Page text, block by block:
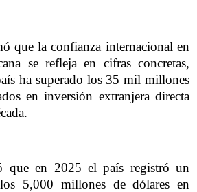
que la confianza internacional en
se refleja en cifras concretas,
ha superado los 35 mil millones
en inversión extranjera directa
que en 2025 el país registró un
5,000 millones de dólares en